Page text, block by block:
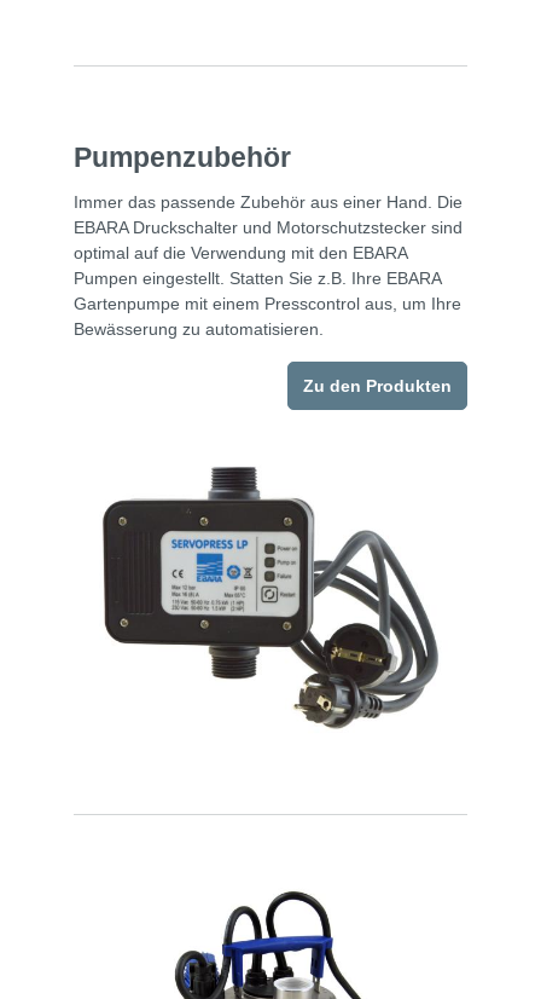
Pumpenzubehör
Immer das passende Zubehör aus einer Hand. Die
EBARA Druckschalter und Motorschutzstecker sind
optimal auf die Verwendung mit den EBARA
Pumpen eingestellt. Statten Sie z.B. Ihre EBARA
Gartenpumpe mit einem Presscontrol aus, um Ihre
Bewässerung zu automatisieren.
Zu den Produkten